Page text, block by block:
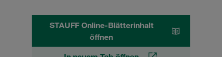
STAUFF Online-Blätterinhalt
öffnen